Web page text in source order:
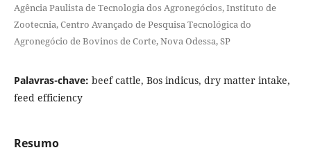
Agência Paulista de Tecnologia dos Agronegócios, Instituto de
Zootecnia, Centro Avançado de Pesquisa Tecnológica do
Agronegócio de Bovinos de Corte, Nova Odessa, SP
Palavras-chave: beef cattle, Bos indicus, dry matter intake,
feed efficiency
Resumo